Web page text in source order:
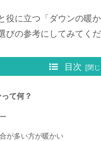
役に立つ「ダウンの暖
びの参考にしてみてく
目次
て何？
が多い方が暖かい